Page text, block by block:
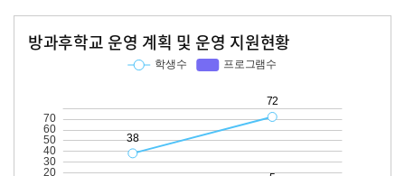
방과후학교 운영 계획 및 운영 지원현황